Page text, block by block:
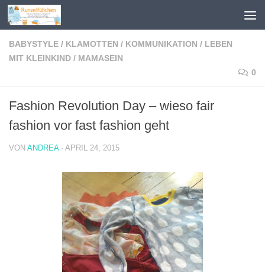
Zum Inhalt springen
BABYSTYLE / KLAMOTTEN / KOMMUNIKATION / LEBEN
MIT KLEINKIND / MAMASEIN
0
Fashion Revolution Day – wieso fair
fashion vor fast fashion geht
VON ANDREA · APRIL 24, 2015